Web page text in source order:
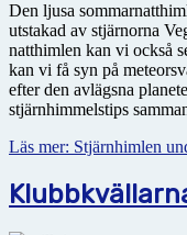
Den ljusa
utstakad av stjärnorna
natthimlen kan vi också
kan vi få syn på
efter den avlägsna
stjärnhimmelstips
Läs mer: Stjärnhimlen